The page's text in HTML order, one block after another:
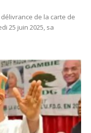
délivrance de la carte de
25 juin 2025, sa